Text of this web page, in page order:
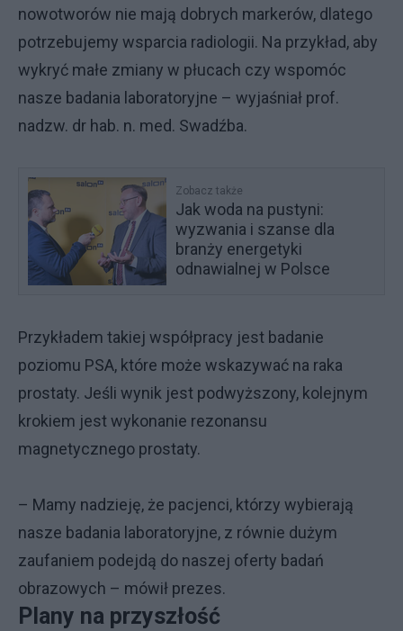
nowotworów nie mają dobrych markerów, dlatego
potrzebujemy wsparcia radiologii. Na przykład, aby
wykryć małe zmiany w płucach czy wspomóc
nasze badania laboratoryjne – wyjaśniał prof.
nadzw. dr hab. n. med. Swadźba.
Zobacz także
Jak woda na pustyni:
wyzwania i szanse dla
branży energetyki
odnawialnej w Polsce
Przykładem takiej współpracy jest badanie
poziomu PSA, które może wskazywać na raka
prostaty. Jeśli wynik jest podwyższony, kolejnym
krokiem jest wykonanie rezonansu
magnetycznego prostaty.
– Mamy nadzieję, że pacjenci, którzy wybierają
nasze badania laboratoryjne, z równie dużym
zaufaniem podejdą do naszej oferty badań
obrazowych – mówił prezes.
Plany na przyszłość